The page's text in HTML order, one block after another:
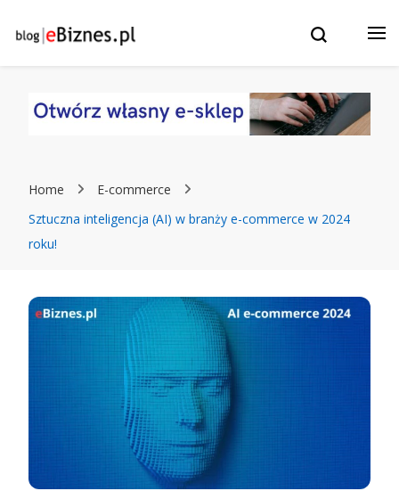
Twój biznes w Internecie: e-
internetowe, strony WWW,
ChatBoty, Marketing i
Home
E-commerce
Sztuczna inteligencja (AI) w branży e-commerce w 2024
roku!